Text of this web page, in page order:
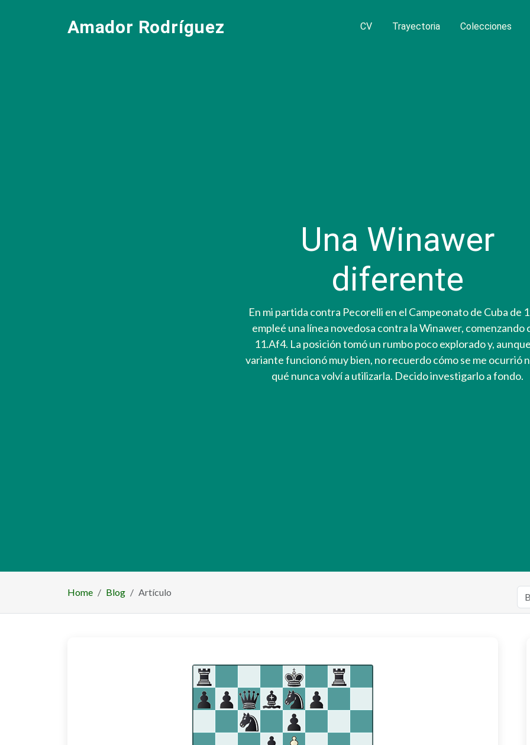
Amador Rodríguez CV Trayectoria Colecciones
Una Winawer
diferente
En mi partida contra Pecorelli en el Campeonato de Cuba de
empleé una línea novedosa contra la Winawer, comenzando
11.Af4. La posición tomó un rumbo poco explorado y,
variante funcionó muy bien, no recuerdo cómo se me ocurrió
qué nunca volví a utilizarla. Decido investigarlo a fondo.
Home Blog Artículo